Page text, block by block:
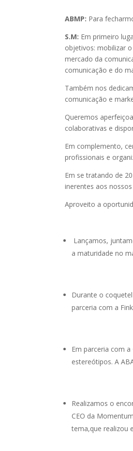
ABMP: Para
S.M: Em primeiro
objetivos: mobilizar
mercado da
comunicação e do
Também nos
comunicação e
Queremos
colaborativas e
Em complemento,
profissionais e
Em se tratando de
inerentes aos
Aproveito a
Lançamos,
a maturidade no
Durante o
parceria com a
Em parceria com
estereótipos. A
Realizamos o
CEO da
tema,que realizou